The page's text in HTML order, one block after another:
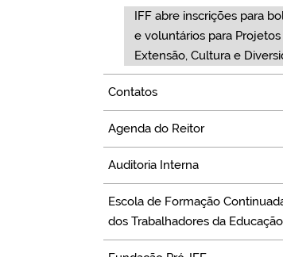
IFF abre inscrições para
e voluntários para
Extensão, Cultura e
Contatos
Agenda do Reitor
Auditoria Interna
Escola de Formação
dos Trabalhadores da Educação